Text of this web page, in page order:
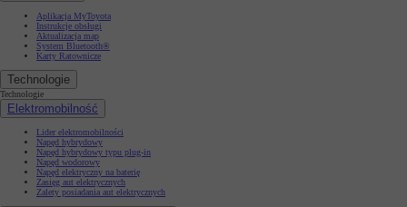
Aplikacja MyToyota
Instrukcje obsługi
Aktualizacja map
System Bluetooth®
Karty Ratownicze
Technologie
Technologie
Elektromobilność
Lider elektromobilności
Napęd hybrydowy
Napęd hybrydowy typu plug-in
Napęd wodorowy
Napęd elektryczny na baterię
Zasięg aut elektrycznych
Zalety posiadania aut elektrycznych